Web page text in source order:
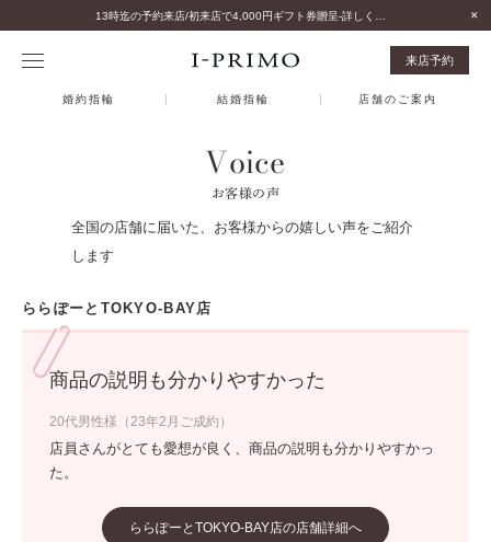
来店予約
婚約指輪 結婚指輪 店舗のご案内
Voice
お客様の声
全国の店舗に届いた、お客様からの嬉しい声をご紹介
します
ららぽーとTOKYO-BAY店
商品の説明も分かりやすかった
20代男性様（23年2月ご成約）
店員さんがとても愛想が良く、商品の説明も分かりやすかっ
た。
ららぽーとTOKYO-BAY店の店舗詳細へ